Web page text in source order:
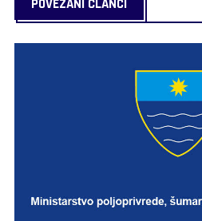
POVEZANI ČLANCI